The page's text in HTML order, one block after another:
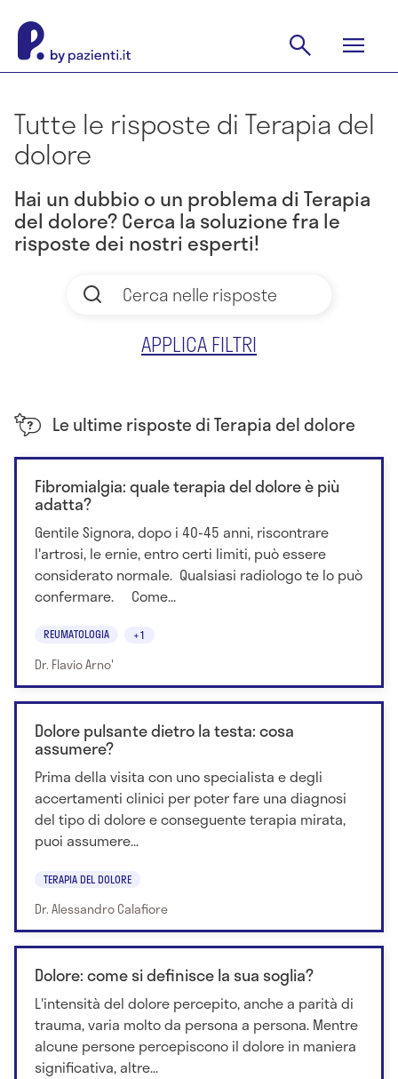
Tutte le risposte di Terapia del
dolore
Hai un dubbio o un problema di Terapia
del dolore? Cerca la soluzione fra le
risposte dei nostri esperti!
APPLICA FILTRI
Le ultime risposte di Terapia del dolore
Fibromialgia: quale terapia del dolore è più
adatta?
Gentile Signora, dopo i 40-45 anni, riscontrare
l'artrosi, le ernie, entro certi limiti, può essere
considerato normale. Qualsiasi radiologo te lo può
confermare. Come...
REUMATOLOGIA +1
Dr. Flavio Arno'
Dolore pulsante dietro la testa: cosa
assumere?
Prima della visita con uno specialista e degli
accertamenti clinici per poter fare una diagnosi
del tipo di dolore e conseguente terapia mirata,
puoi assumere...
TERAPIA DEL DOLORE
Dr. Alessandro Calafiore
Dolore: come si definisce la sua soglia?
L'intensità del dolore percepito, anche a parità di
trauma, varia molto da persona a persona. Mentre
alcune persone percepiscono il dolore in maniera
significativa, altre...